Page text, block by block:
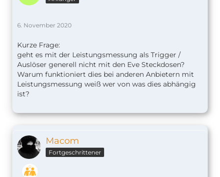
6. November 2020
Kurze Frage:
geht es mit der Leistungsmessung als Trigger /
Auslöser generell nicht mit den Eve Steckdosen?
Warum funktioniert dies bei anderen Anbietern mit
Leistungsmessung weiß wer von was dies abhängig
ist?
Macom
Fortgeschrittener